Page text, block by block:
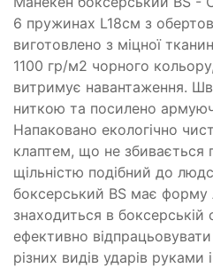
6 пружинах L18cм з
виготовлено з міцної
1100 гр/м2 чорного
витримує навантаження.
ниткою та посилено
Напаковано екологічно
клаптем, що не збивається
щільністю подібний до
боксерський BS має
знаходиться в боксерській
ефективно
різних видів ударів руками